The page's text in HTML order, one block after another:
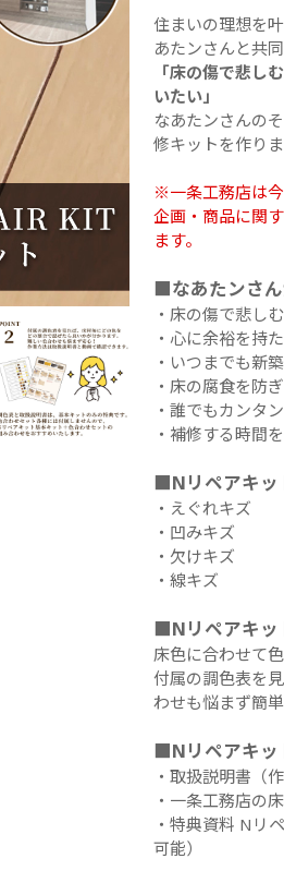
フィンシート
住まいの理想を
あたンさんと共
「床の傷で悲し
いたい」
なあたンさんの
修キットを作りま
※一条工務店は今
企画・商品に関
ます。
■なあたンさ
・床の傷で悲し
・心に余裕を持
・いつまでも新
・床の腐食を防
・誰でもカンタ
・補修する時間
■Nリペアキッ
・えぐれキズ
・凹みキズ
・欠けキズ
・線キズ
■Nリペアキッ
床色に合わせて
付属の調色表を
わせも悩まず簡
■Nリペアキッ
・取扱説明書（
・一条工務店の
・特典資料 Nリ
可能）